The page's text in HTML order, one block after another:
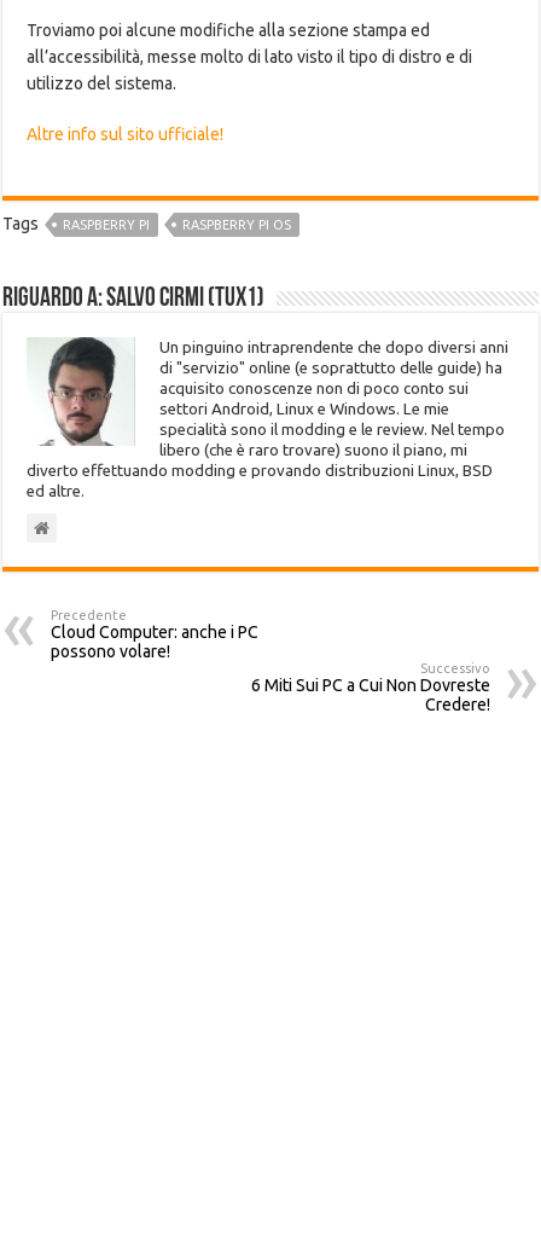
Troviamo poi alcune modifiche alla sezione stampa ed
all’accessibilità, messe molto di lato visto il tipo di distro e di
utilizzo del sistema.
Altre info sul sito ufficiale!
Tags RASPBERRY PI RASPBERRY PI OS
Riguardo a: Salvo Cirmi (Tux1)
Un pinguino intraprendente che dopo diversi anni
di "servizio" online (e soprattutto delle guide) ha
acquisito conoscenze non di poco conto sui
settori Android, Linux e Windows. Le mie
specialità sono il modding e le review. Nel tempo
libero (che è raro trovare) suono il piano, mi
diverto effettuando modding e provando distribuzioni Linux, BSD
ed altre.
Precedente
Cloud Computer: anche i PC
possono volare!
Successivo
6 Miti Sui PC a Cui Non Dovreste
Credere!